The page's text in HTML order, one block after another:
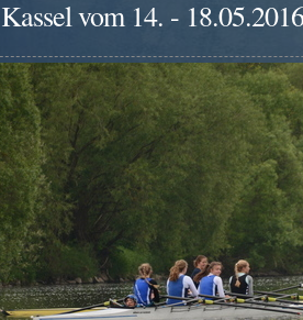
vom 14. - 18.05.2016